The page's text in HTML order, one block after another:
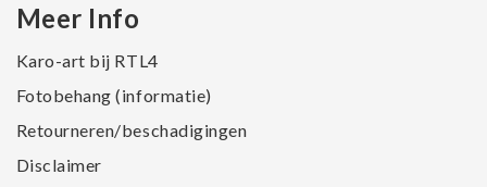
Meer Info
Karo-art bij RTL4
Fotobehang (informatie)
Retourneren/beschadigingen
Disclaimer